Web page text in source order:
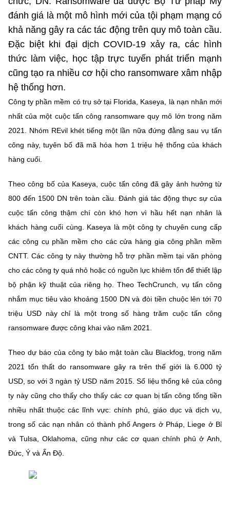
Chọn ngôn ngữ
Vietnamese English
BỘ KHOA HỌC VÀ CÔNG NGHỆ
MINISTRY OF SCIENCE AND TECHNOLOGY
Điều khoản sử dụng Theo dõi MST:
Giám đốc Trung tâm Truyền thông Khoa học và Công nghệ.
Địa chỉ: Ban Biên tập Cổng TTĐT - 18 Nguyễn Du, TP. Hà Nội
Điện thoại: 024 3936 9506
Email:stc@mst.gov.vn
(Ghi rõ nguồn "https://mst.gov.vn" khi phát hành lại thông tin từ
website này)
đánh giá là một mô hình mới của tội phạm mạng có
khả năng gây ra các tác động trên quy mô toàn cầu.
Đặc biệt khi đại dịch COVID-19 xảy ra, các hình
thức làm việc, học tập trực tuyến phát triển mạnh
cũng tạo ra nhiều cơ hội cho ransomware xâm nhập
hệ thống hơn.
Công ty phần mềm có trụ sở tại Florida, Kaseya, là nạn nhân mới
nhất của một cuộc tấn công ransomware quy mô lớn trong năm
2021. Nhóm REvil khét tiếng một lần nữa đứng đằng sau vụ tấn
công này, tuyên bố đã mã hóa hơn 1 triệu hệ thống của khách
hàng cuối.
Theo công bố của Kaseya, cuộc tấn công đã gây ảnh hưởng từ
800 đến 1500 DN trên toàn cầu. Đánh giá tác động thực sự của
cuộc tấn công thậm chí còn khó hơn vì hầu hết nạn nhân là
khách hàng cuối cùng. Kaseya là một công ty chuyên cung cấp
các công cụ phần mềm cho các cửa hàng gia công phần mềm
CNTT. Các công ty này thường hỗ trợ phần mềm tại văn phòng
cho các công ty quá nhỏ hoặc có nguồn lực khiêm tốn để thiết lập
bộ phận kỹ thuật của riêng họ. Theo TechCrunch, vụ tấn công
nhắm mục tiêu vào khoảng 1500 DN và đòi tiền chuộc lên tới 70
triệu USD này chỉ là một trong số hàng trăm cuộc tấn công
ransomware được công khai vào năm 2021.
Theo dự báo của công ty bảo mật toàn cầu Blackfog, trong năm
2021 tổn thất do ransomware gây ra trên thế giới là 6.000 tỷ
USD, so với 3 ngàn tỷ USD năm 2015. Số liệu thống kê của công
ty này cũng cho thấy cho thấy các cơ quan bị tấn công tống tiền
nhiều nhất thuộc các lĩnh vực: chính phủ, giáo dục và dịch vụ,
trong số các nạn nhân có thành phố Angers ở Pháp, Liege ở Bỉ
và Tulsa, Oklahoma, cũng như các cơ quan chính phủ ở Anh,
Đức, Ý và Ấn Độ.